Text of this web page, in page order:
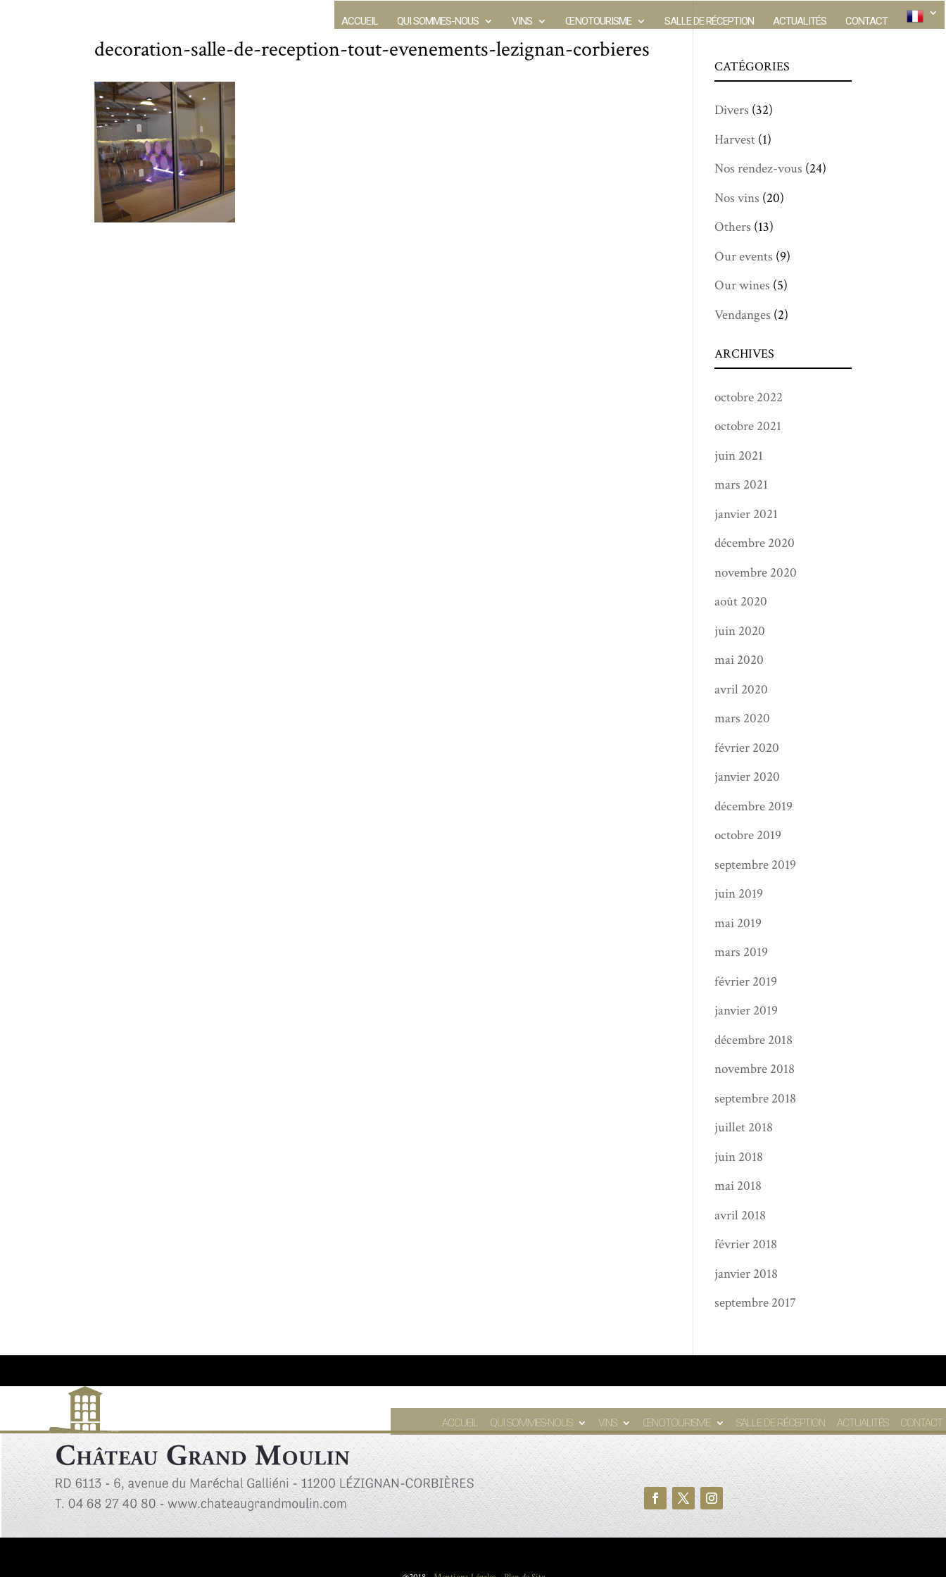
ACCUEIL QUI SOMMES-NOUS VINS ŒNOTOURISME SALLE DE RÉCEPTION ACTUALITÉS CONTACT
decoration-salle-de-reception-tout-evenements-lezignan-corbieres
CATÉGORIES
Divers (32)
Harvest (1)
Nos rendez-vous (24)
Nos vins (20)
Others (13)
Our events (9)
Our wines (5)
Vendanges (2)
ARCHIVES
octobre 2022
octobre 2021
juin 2021
mars 2021
janvier 2021
décembre 2020
novembre 2020
août 2020
juin 2020
mai 2020
avril 2020
mars 2020
février 2020
janvier 2020
décembre 2019
octobre 2019
septembre 2019
juin 2019
mai 2019
mars 2019
février 2019
janvier 2019
décembre 2018
novembre 2018
septembre 2018
juillet 2018
juin 2018
mai 2018
avril 2018
février 2018
janvier 2018
septembre 2017
ACCUEIL QUI SOMMES-NOUS VINS ŒNOTOURISME SALLE DE RÉCEPTION ACTUALITÉS CONTACT